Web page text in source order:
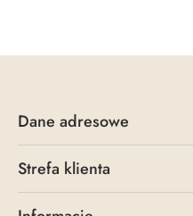
Dane adresowe
Strefa klienta